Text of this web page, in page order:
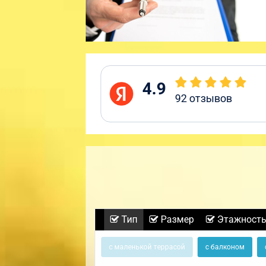
4.9 92отзывов
Тип Размер Этажность
с маленькой террасой с балконом